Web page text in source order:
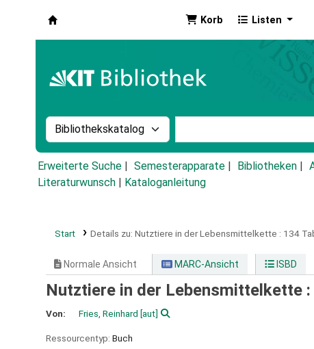
Korb Listen
Suche im Katalog nach:
Erweiterte Suche Semesterapparate Bibliotheken
Literaturwunsch
Kataloganleitung
Start Details zu: Nutztiere in der Lebensmittelkette : 134
Normale Ansicht MARC-Ansicht ISBD
Nutztiere in der Lebensmittelkette :
Von: Fries, Reinhard [aut]
Ressourcentyp: Buch